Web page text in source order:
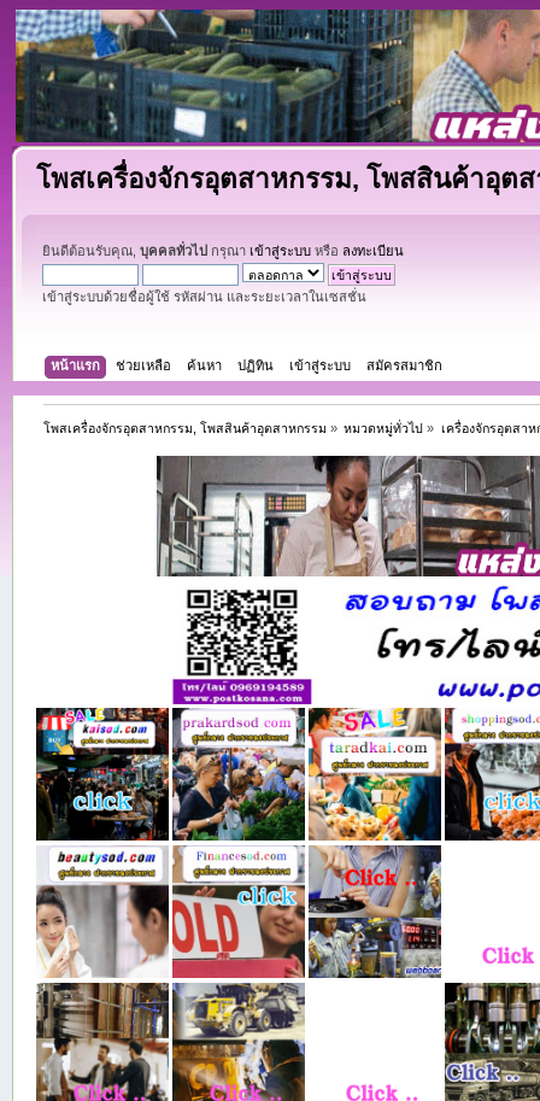
โพสเครื่องจักรอุตสาหกรรม, โพสสินค้าอุต
ยินดีต้อนรับคุณ, บุคคลทั่วไป กรุณา เข้าสู่ระบบหรือ ลงทะเบียน
เข้าสู่ระบบด้วยชื่อผู้ใช้ รหัสผ่าน และระยะเวลาในเซสชั่น
หน้าแรก ช่วยเหลือ ค้นหา ปฏิทิน เข้าสู่ระบบ สมัครสมาชิก
โพสเครื่องจักรอุตสาหกรรม, โพสสินค้าอุตสาหกรรม » หมวดหมู่ทั่วไป » เครื่องจักรอุตสา